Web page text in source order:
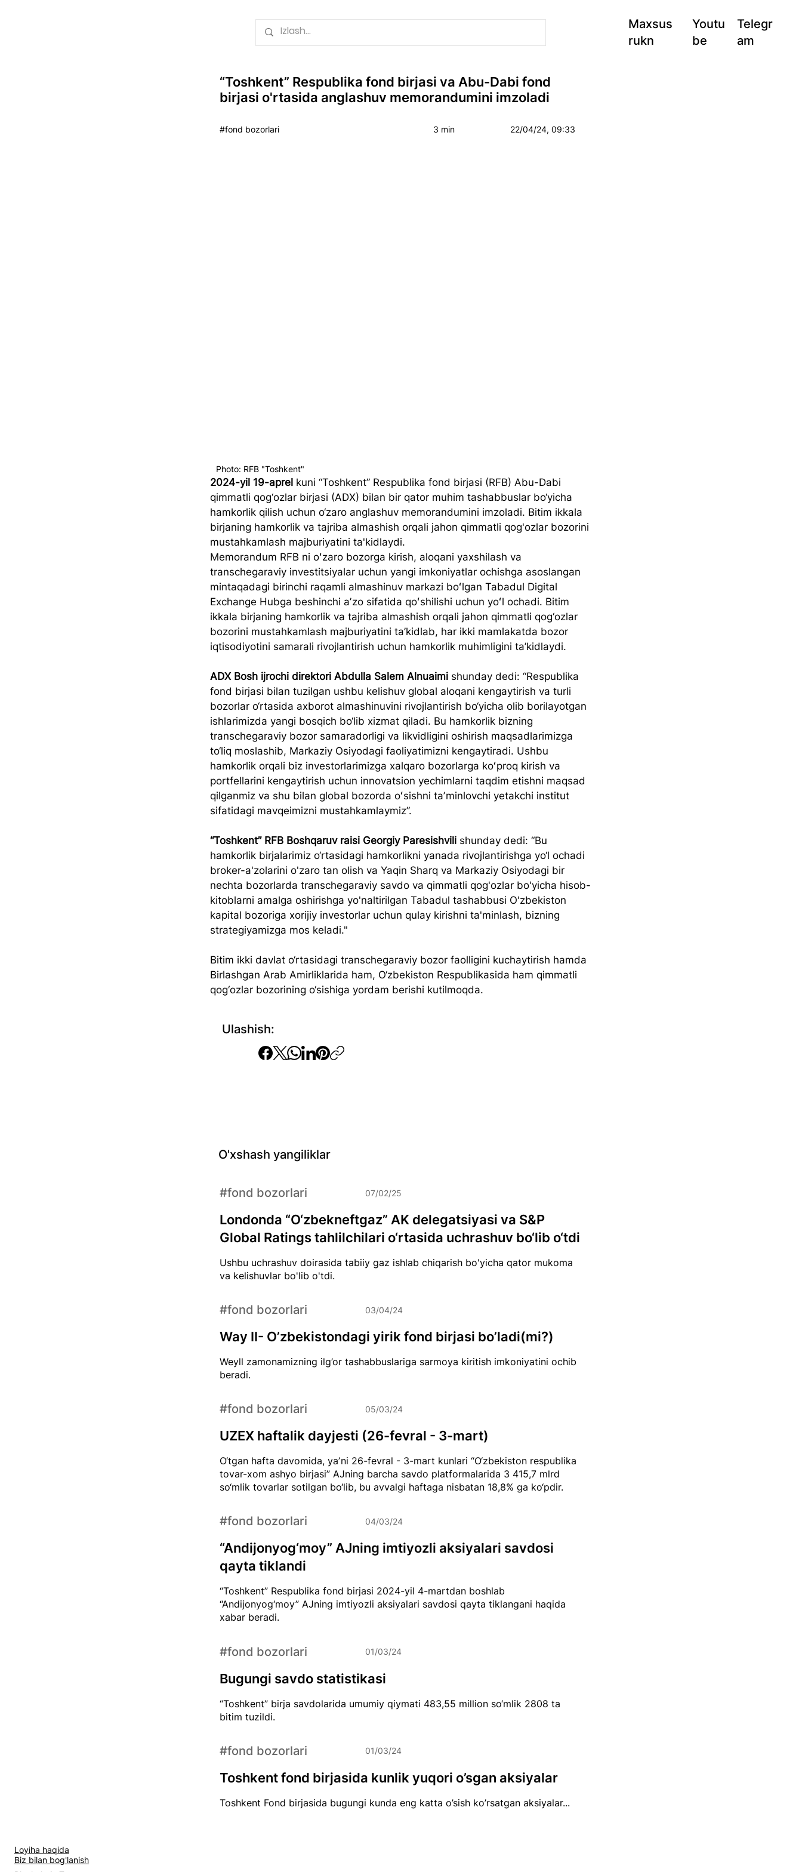
Maxsus
rukn
Telegr
am
Youtu
be
“Toshkent” Respublika fond birjasi va Abu-Dabi fond
birjasi o'rtasida anglashuv memorandumini imzoladi
#fond bozorlari 3 min 22/04/24, 09:33
Ulashish:
2024-yil 19-aprel kuni “Toshkent” Respublika fond birjasi (RFB) Abu-Dabi
qimmatli qog‘ozlar birjasi (ADX) bilan bir qator muhim tashabbuslar bo‘yicha
hamkorlik qilish uchun o‘zaro anglashuv memorandumini imzoladi. Bitim ikkala
birjaning hamkorlik va tajriba almashish orqali jahon qimmatli qog'ozlar bozorini
mustahkamlash majburiyatini ta'kidlaydi.
Memorandum RFB ni oʻzaro bozorga kirish, aloqani yaxshilash va
transchegaraviy investitsiyalar uchun yangi imkoniyatlar ochishga asoslangan
mintaqadagi birinchi raqamli almashinuv markazi boʻlgan Tabadul Digital
Exchange Hubga beshinchi aʼzo sifatida qoʻshilishi uchun yoʻl ochadi. Bitim
ikkala birjaning hamkorlik va tajriba almashish orqali jahon qimmatli qog‘ozlar
bozorini mustahkamlash majburiyatini ta’kidlab, har ikki mamlakatda bozor
iqtisodiyotini samarali rivojlantirish uchun hamkorlik muhimligini ta’kidlaydi.
ADX Bosh ijrochi direktori Abdulla Salem Alnuaimi shunday dedi: “Respublika
fond birjasi bilan tuzilgan ushbu kelishuv global aloqani kengaytirish va turli
bozorlar o‘rtasida axborot almashinuvini rivojlantirish bo‘yicha olib borilayotgan
ishlarimizda yangi bosqich bo‘lib xizmat qiladi. Bu hamkorlik bizning
transchegaraviy bozor samaradorligi va likvidligini oshirish maqsadlarimizga
to‘liq moslashib, Markaziy Osiyodagi faoliyatimizni kengaytiradi. Ushbu
hamkorlik orqali biz investorlarimizga xalqaro bozorlarga koʻproq kirish va
portfellarini kengaytirish uchun innovatsion yechimlarni taqdim etishni maqsad
qilganmiz va shu bilan global bozorda oʻsishni taʼminlovchi yetakchi institut
sifatidagi mavqeimizni mustahkamlaymiz”.
“Toshkent” RFB Boshqaruv raisi Georgiy Paresishvili shunday dedi: “Bu
hamkorlik birjalarimiz o‘rtasidagi hamkorlikni yanada rivojlantirishga yo‘l ochadi
broker-a'zolarini o'zaro tan olish va Yaqin Sharq va Markaziy Osiyodagi bir
nechta bozorlarda transchegaraviy savdo va qimmatli qog'ozlar bo'yicha hisob-
kitoblarni amalga oshirishga yo'naltirilgan Tabadul tashabbusi O'zbekiston
kapital bozoriga xorijiy investorlar uchun qulay kirishni ta'minlash, bizning
strategiyamizga mos keladi."
Bitim ikki davlat o‘rtasidagi transchegaraviy bozor faolligini kuchaytirish hamda
Birlashgan Arab Amirliklarida ham, O‘zbekiston Respublikasida ham qimmatli
qog‘ozlar bozorining o‘sishiga yordam berishi kutilmoqda.
Photo: RFB "Toshkent"
O'xshash yangiliklar
Ushbu uchrashuv doirasida tabiiy gaz ishlab chiqarish bo'yicha qator mukoma
va kelishuvlar bo'lib o'tdi.
Londonda “O‘zbekneftgaz” AK delegatsiyasi va S&P
Global Ratings tahlilchilari o‘rtasida uchrashuv bo‘lib o‘tdi
#fond bozorlari 07/02/25
Weyll zamonamizning ilg’or tashabbuslariga sarmoya kiritish imkoniyatini ochib
beradi.
Way II- O’zbekistondagi yirik fond birjasi bo’ladi(mi?)
#fond bozorlari 03/04/24
O‘tgan hafta davomida, yaʼni 26-fevral - 3-mart kunlari “O‘zbekiston respublika
tovar-xom ashyo birjasi” AJning barcha savdo platformalarida 3 415,7 mlrd
so‘mlik tovarlar sotilgan bo‘lib, bu avvalgi haftaga nisbatan 18,8% ga ko‘pdir.
UZEX haftalik dayjesti (26-fevral - 3-mart)
#fond bozorlari 05/03/24
“Toshkent” Respublika fond birjasi 2024-yil 4-martdan boshlab
“Andijonyog‘moy” AJning imtiyozli aksiyalari savdosi qayta tiklangani haqida
xabar beradi.
“Andijonyog‘moy” AJning imtiyozli aksiyalari savdosi
qayta tiklandi
#fond bozorlari 04/03/24
“Toshkent” birja savdolarida umumiy qiymati 483,55 million so‘mlik 2808 ta
bitim tuzildi.
Bugungi savdo statistikasi
#fond bozorlari 01/03/24
Toshkent Fond birjasida bugungi kunda eng katta o’sish ko’rsatgan aksiyalar...
Toshkent fond birjasida kunlik yuqori o’sgan aksiyalar
#fond bozorlari 01/03/24
Loyiha haqida
Biz bilan bog'lanish